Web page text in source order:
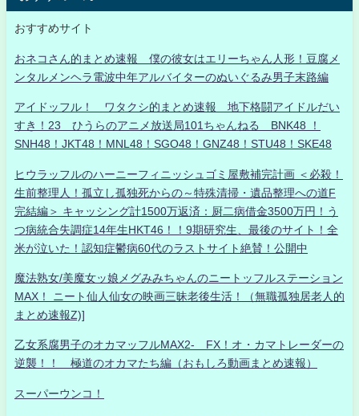
おすすめサイト
おネコさん的まとめ速報 僕の彼女はエリーちゃん人形！豆腐メ
ンタルメンヘラ電波中年アルバイターのぬいぐるみ男子末路編
アイドッフル！ ワタクシ的まとめ速報 地下格闘アイドルだい
すき！23 ひうらのアニメ放送局101ちゃんねる BNK48 ！
SNH48！JKT48！MNL48！SGO48！GNZ48！STU48！SKE48
ヒウラッフルのハーニーフィニッシュゴミ屋敷補完計画 ＜必殺！
生前整理人！孤立し孤独死からの～特殊清掃・遺品整理への道F
完結編＞ キャッシング計1500万返済：厨二病借金3500万円！う
つ病統合失調症14年生HKT46！！9期研究生、最後のサイト！全
米が泣いた！認知症鬱病60代のラストサイト絶賛！公開中
魔法熟女/美魔女ッ娘メグみみちゃんのニートッフルステーション
MAX！ ニート仙人仙女の映画三昧老後生活！（無職孤独居老人的
まとめ速報Z)]
乙女系腐男子のオカマッフルMAX2- FX！オ・カマトレーダーの
逆襲！！ 極道のオカマたち編（おもしろ動画まとめ速報）
スーパーウンコ！